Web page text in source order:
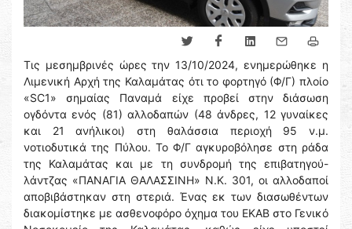
Τις μεσημβρινές ώρες την 13/10/2024, ενημερώθηκε η
Λιμενική Αρχή της Καλαμάτας ότι το φορτηγό (Φ/Γ) πλοίο
«SC1» σημαίας Παναμά είχε προβεί στην διάσωση
ογδόντα ενός (81) αλλοδαπών (48 άνδρες, 12 γυναίκες
και 21 ανήλικοι) στη θαλάσσια περιοχή 95 ν.μ.
νοτιοδυτικά της Πύλου. Το Φ/Γ αγκυροβόλησε στη ράδα
της Καλαμάτας και με τη συνδρομή της επιβατηγού-
λάντζας «ΠΑΝΑΓΙΑ ΘΑΛΑΣΣΙΝΗ» Ν.Κ. 301, οι αλλοδαποί
αποβιβάστηκαν στη στεριά. Ένας εκ των διασωθέντων
διακομίστηκε με ασθενοφόρο όχημα του ΕΚΑΒ στο Γενικό